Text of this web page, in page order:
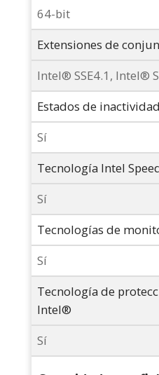
64-bit
Extensiones de
Intel® SSE4.1, Intel®
Estados de inactividad
Sí
Tecnología Intel
Sí
Tecnologías de
Sí
Tecnología de
Intel®
Sí